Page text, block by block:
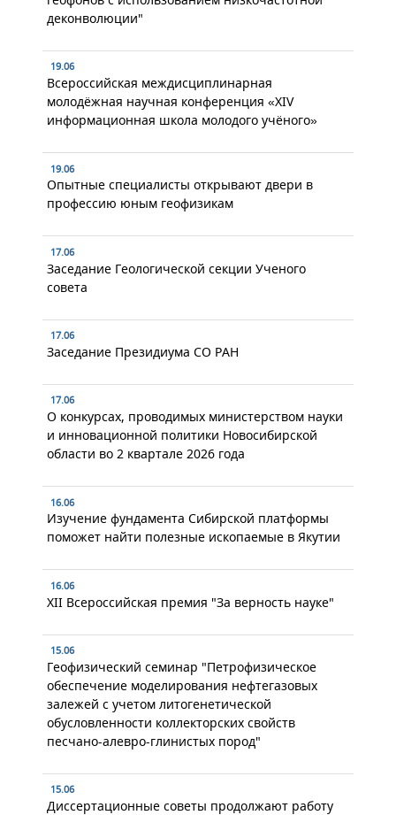
деконволюции"
19.06
Всероссийская междисциплинарная
молодёжная научная конференция «XIV
информационная школа молодого учёного»
19.06
Опытные специалисты открывают двери в
профессию юным геофизикам
17.06
Заседание Геологической секции Ученого
совета
17.06
Заседание Президиума СО РАН
17.06
О конкурсах, проводимых министерством науки
и инновационной политики Новосибирской
области во 2 квартале 2026 года
16.06
Изучение фундамента Сибирской платформы
поможет найти полезные ископаемые в Якутии
16.06
XII Всероссийская премия "За верность науке"
15.06
Геофизический семинар "Петрофизическое
обеспечение моделирования нефтегазовых
залежей с учетом литогенетической
обусловленности коллекторских свойств
песчано-алевро-глинистых пород"
15.06
Диссертационные советы продолжают работу